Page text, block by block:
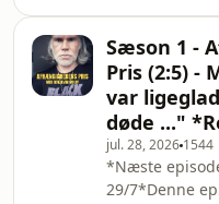
alkohol til de
næsten
var faktisk en
hvor alt så
blev clean.
børn – og et
han selv
Sæson 1 -
Pris (2:5) -
var
døde ..."
jul. 28, 2026 1544
*Næste
29/7*Denne